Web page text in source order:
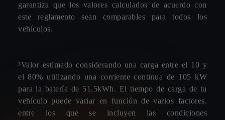
garantiza que los valores calculados de acuerdo con
este reglamento sean comparables para todos los
vehículos.
³Valor estimado considerando una carga entre el 10 y
el 80% utilizando una corriente continua de 105 kW
para la batería de 51,5kWh. El tiempo de carga de tu
vehículo puede variar en función de varios factores,
entre los que se incluyen las condiciones